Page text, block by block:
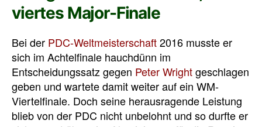
viertes Major-Finale
Bei der PDC-Weltmeisterschaft2016 musste er
sich im Achtelfinale hauchdünn im
Entscheidungssatz gegen Peter Wrightgeschlagen
geben und wartete damit weiter auf ein WM-
Viertelfinale. Doch seine herausragende Leistung
blieb von der PDC nicht unbelohnt und so durfte er